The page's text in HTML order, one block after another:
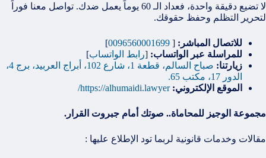
لا تضيع دقيقة واحدة، فعداد الـ 60 يوماً يعمل ضدك. تواصل معنا فوراً
لتحرير التظلم وحفظ حقوقك.
للاتصال المباشر: [
0096560001699
]
للمراسلة عبر الواتساب: [رابط الواتساب]
زيارتنا:
صباح السالم، قطعة 1، شارع 102، أبراج العربيد، برج 4،
الدور 17، مكتب 65.
الموقع الإلكتروني: https://alhumaidi.lawyer/
مجموعة الوجيز للمحاماة.. صوتك أمام جبروت القرار.
مقالات وخدمات قانونية لربما تود الإطلاع عليها :